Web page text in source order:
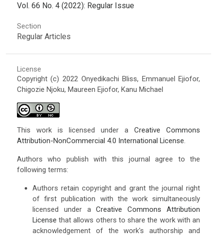
Vol. 66 No. 4 (2022): Regular Issue
Section
Regular Articles
License
Copyright (c) 2022 Onyedikachi Bliss, Emmanuel Ejiofor,
Chigozie Njoku, Maureen Ejiofor, Kanu Michael
This work is licensed under aCreative Commons
Attribution-NonCommercial 4.0 International License.
Authors who publish with this journal agree to the
following terms:
Authors retain copyright and grant the journal right
of first publication with the work simultaneously
licensed under aCreative Commons Attribution
License that allows others to share the work with an
acknowledgement of the work's authorship and